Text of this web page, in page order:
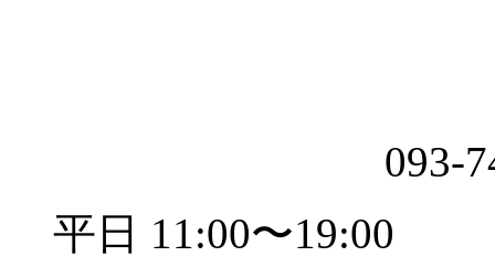
093-
平日 11:00〜19:00